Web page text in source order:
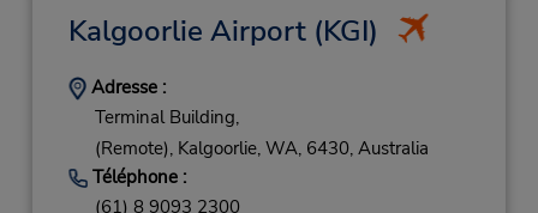
Kalgoorlie Airport(KGI)
Adresse :
Terminal Building,
(Remote), Kalgoorlie, WA, 6430, Australia
Téléphone :
(61) 8 9093 2300